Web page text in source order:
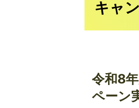
キャ
令和8
ペーン